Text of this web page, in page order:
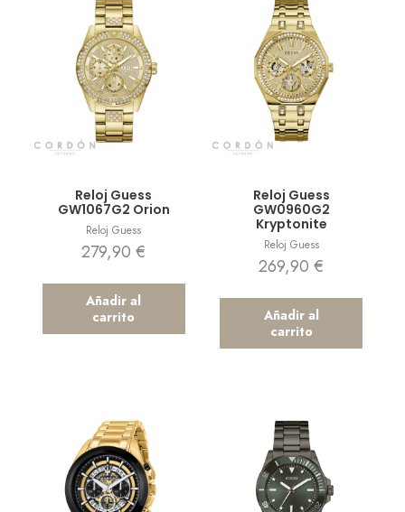
Reloj Guess
GW1067G2 Orion
Reloj Guess
279,90€
Añadir al
carrito
Reloj Guess
GW0960G2
Kryptonite
Reloj Guess
269,90€
Añadir al
carrito